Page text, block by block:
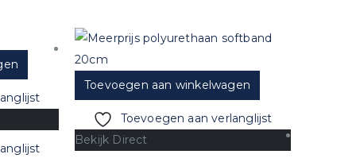
Toevoegen aan winkelwagen
Toevoegen aan verlanglijst
Bekijk Direct